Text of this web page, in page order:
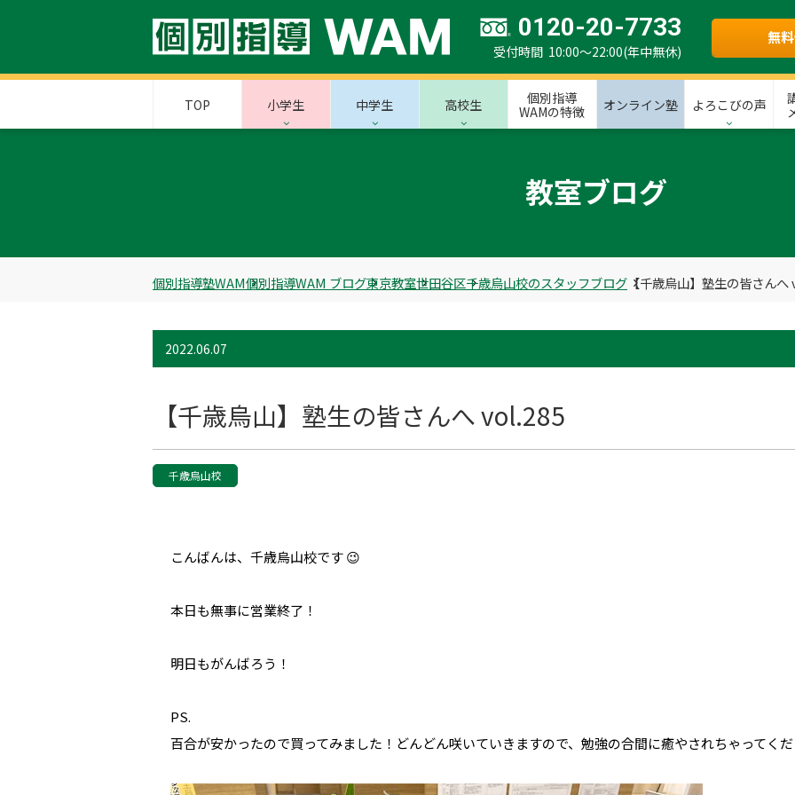
0120-20-7733
受付時間 10:00～22:00(年中無休)
無
TOP 小学生 中学生 高校生
個別指導
WAMの特徴
オンライン塾 よろこびの声
教室ブログ
個別指導塾WAM個別指導WAM ブログ東京教室世田谷区千歳烏山校のスタッフブログ 【千歳烏山】塾生の皆さん
2022.06.07
【千歳烏山】塾生の皆さんへ vol.285
千歳烏山校
こんばんは、千歳烏山校です 😉
本日も無事に営業終了！
明日もがんばろう！
PS.
百合が安かったので買ってみました！どんどん咲いていきますので、勉強の合間に癒やされちゃってく